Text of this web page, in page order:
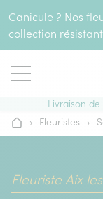
Canicule ? Nos
collection
Livraison
Accueil
› Fleuristes ›
Fleuriste Aix